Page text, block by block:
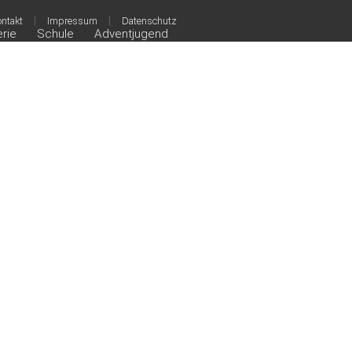
Schule Adventjugend
| Impressum | Datenschutz